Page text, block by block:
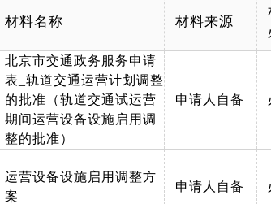
材料名称 材料来源
北京市交通政务服务申请
表_轨道交通运营计划调整
的批准（轨道交通试运营
期间运营设备设施启用调
整的批准）
申请人自备
运营设备设施启用调整方
案
申请人自备